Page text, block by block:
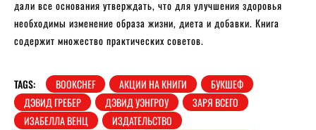
дали все основания утверждать, что для улучшения здоровья
необходимы изменение образа жизни, диета и добавки. Книга
содержит множество практических советов.
TAGS: BOOKCHEF АКЦИИ НА КНИГИ
БУКШЕФ
ДЭВИД ГРЕБЕР
ДЭВИД УЭНГРОУ
ЗАРЯ ВСЕГО
ИЗАБЕЛЛА ВЕНЦ
ИЗДАТЕЛЬСТВО